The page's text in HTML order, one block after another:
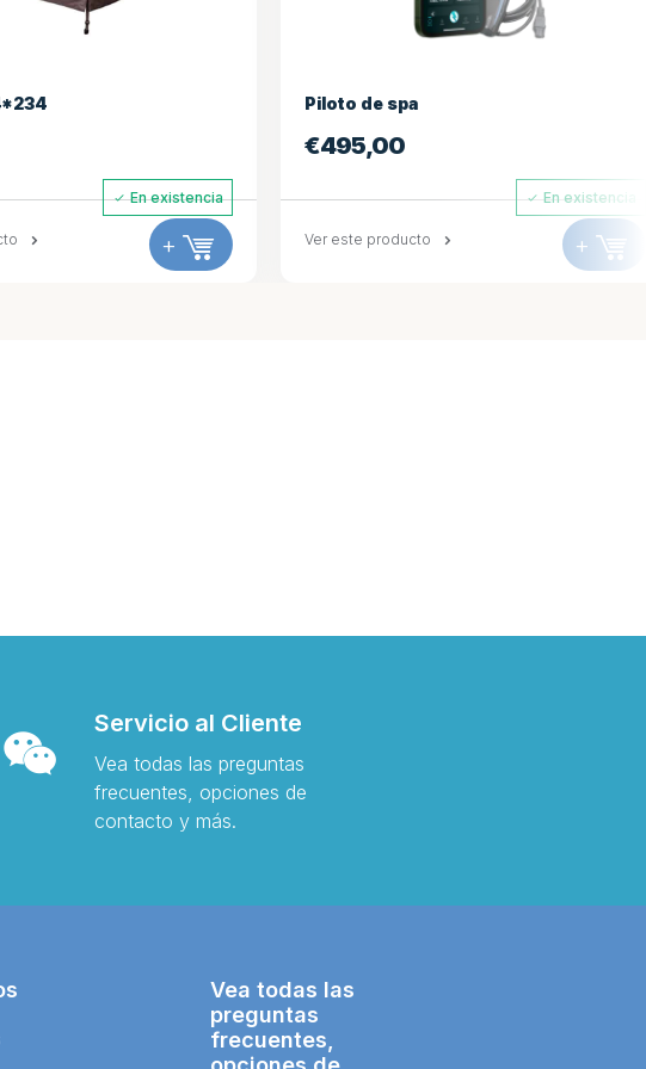
Ver este producto
Piloto de spa
En existencia
Ver este producto +
Servicio al Cliente
Vea todas las preguntas
frecuentes, opciones de
contacto y más.
Vea todas las
preguntas
frecuentes,